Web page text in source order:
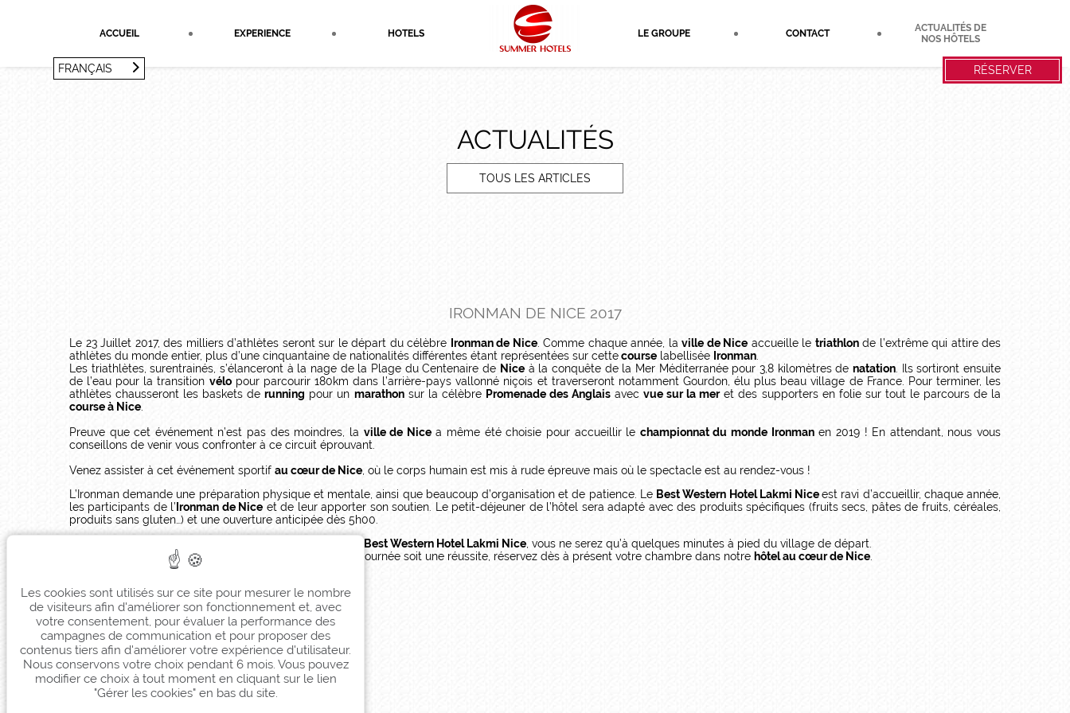
ACCUEIL EXPERIENCE HOTELS LE GROUPE CONTACT
ACTUALITÉS DE
NOS HÔTELS
RÉSERVER
FRANÇAIS
ACTUALITÉS
TOUS LES ARTICLES
IRONMAN DE NICE 2017
Le 23 Juillet 2017, des milliers d’athlètes seront sur le départ du célèbre Ironman de Nice. Comme chaque année, la ville de Nice accueille le triathlonde l’extrême qui attire des
athlètes du monde entier, plus d’une cinquantaine de nationalités différentes étant représentées sur cettecourse labellisée Ironman
Les triathlètes, surentrainés, s’élanceront à la nage de la Plage du Centenaire de Niceà la conquête de la Mer Méditerranée pour 3,8 kilomètres de natation. Ils sortiront ensuite
de l’eau pour la transition vélopour parcourir 180km dans l’arrière-pays vallonné niçois et traverseront notamment Gourdon, élu plus beau village de France. Pour terminer, les
athlètes chausseront les baskets derunning pour un marathonsur la célèbre Promenade des Anglaisavecvue sur la meret des supporters en folie sur tout le parcours de la
course à Nice
Preuve que cet événement n’est pas des moindres, la ville de Nicea même été choisie pour accueillir le championnat du monde Ironmanen 2019 ! En attendant, nous vous
conseillons de venir vous confronter à ce circuit éprouvant.
Venez assister à cet événement sportif au cœur de Nice , où le corps humain est mis à rude épreuve mais où le spectacle est au rendez-vous !
L’Ironman demande une préparation physique et mentale, ainsi que beaucoup d’organisation et de patience. Le Best Western Hotel Lakmi Niceest ravi d’accueillir, chaque année,
les participants de l’ Ironman de Nice et de leur apporter son soutien. Le petit-déjeuner de l’hôtel sera adapté avec des produits spécifiques (fruits secs, pâtes de fruits, céréales,
produits sans gluten…) et une ouverture anticipée dès 5h00.
Best Western Hotel Lakmi Nice , vous ne serez qu’à quelques minutes à pied du village de départ.
Mettez toutes les chances de votre côté pour que cette journée soit une réussite, réservez dès à présent votre chambre dans notre hôtel au cœur de Nice
Les cookies sont utilisés sur ce site pour mesurer le nombre
de visiteurs afin d'améliorer son fonctionnement et, avec
votre consentement, pour évaluer la performance des
campagnes de communication et pour proposer des
contenus tiers afin d'améliorer votre expérience d'utilisateur.
Nous conservons votre choix pendant 6 mois. Vous pouvez
modifier ce choix à tout moment en cliquant sur le lien
"Gérer les cookies" en bas du site.